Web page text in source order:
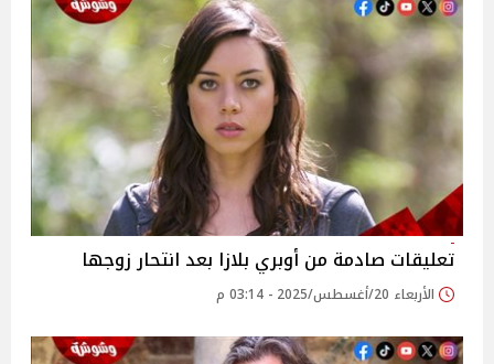
تعليقات صادمة من أوبري بلازا بعد انتحار زوجها
الأربعاء 20/أغسطس/2025 - 03:14 م